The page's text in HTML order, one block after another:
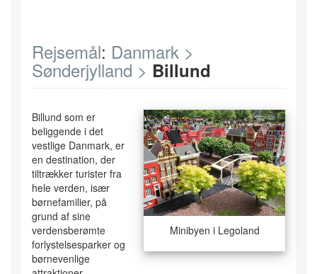
Rejsemål: Danmark >
Sønderjylland > Billund
Minibyen i Legoland
Billund som er
beliggende i det
vestlige Danmark, er
en destination, der
tiltrækker turister fra
hele verden, især
børnefamilier, på
grund af sine
verdensberømte
forlystelsesparker og
børnevenlige